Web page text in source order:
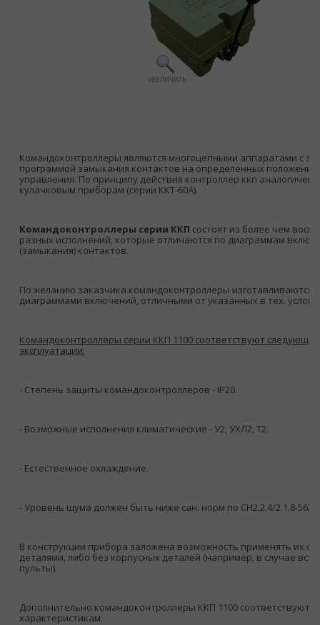
Командоконтроллеры являются многоцепными аппаратами с
программой замыкания контактов на определенных
управления. По принципу действия контроллер ккп аналогичен
кулачковым приборам (серии ККТ-60А).
Командоконтроллеры серии ККП состоят из более чем
разных исполнений, которые отличаются по диаграммам
(замыкания) контактов.
По желанию заказчика командоконтроллеры изготавливаются
диаграммами включений, отличными от указанных в тех.
Командоконтроллеры серии ККП 1100 соответствуют
эксплуатации:
- Степень защиты командоконтроллеров - IP20.
- Возможные исполнения климатические - У2, УХЛ2, Т2.
- Естественное охлаждение.
- Уровень шума должен быть ниже сан. норм по СН2.2.4/2.1.8-562-
В конструкции прибора заложена возможность применять их с
деталями, либо без корпусных деталей (например, в случае
пульты).
Дополнительно командоконтроллеры ККП 1100 соответствуют
характеристикам: